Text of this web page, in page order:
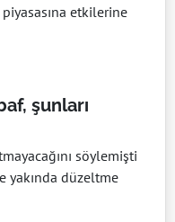
etkilerine
şunları
söylemişti
yakında düzeltme